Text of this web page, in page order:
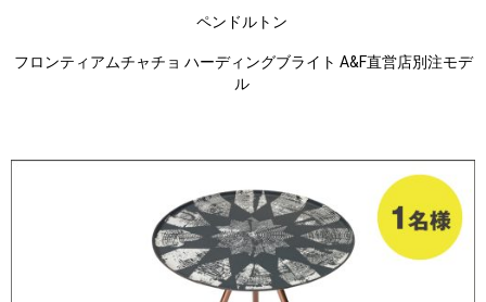
ペンドルトン
フロンティアムチャチョ ハーディングブライト A&F直営店別注モデ
ル